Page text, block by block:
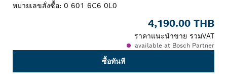
หมายเลขสั่งซื้อ: 0 601 6C6 0L0
4,190.00 THB
ราคาแนะนำขาย รวมVAT
available at Bosch Partner
ซื้อทันที